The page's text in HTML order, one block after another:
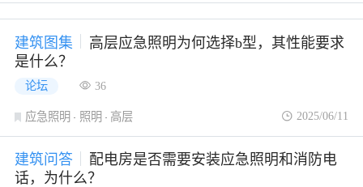
建筑图集
高层应急照明为何选择b型，其性能要求
是什么？
论坛 36
应急照明 照明 高层 2025/06/11
建筑问答
配电房是否需要安装应急照明和消防电
话，为什么？